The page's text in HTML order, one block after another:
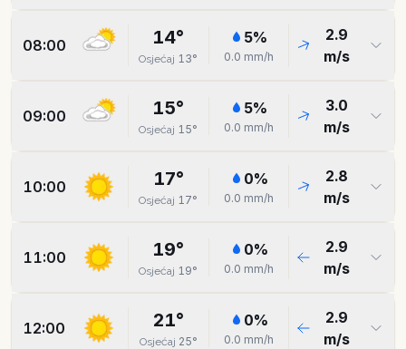
08:00 14°
Osjećaj 13°
5%
0.0 mm/h
2.9
m/s
09:00 15°
Osjećaj 15°
5%
0.0 mm/h
3.0
m/s
10:00 17°
Osjećaj 17°
0%
0.0 mm/h
2.8
m/s
11:00 19°
Osjećaj 19°
0%
0.0 mm/h
2.9
m/s
12:00 21°
Osjećaj 25°
0%
0.0 mm/h
2.9
m/s